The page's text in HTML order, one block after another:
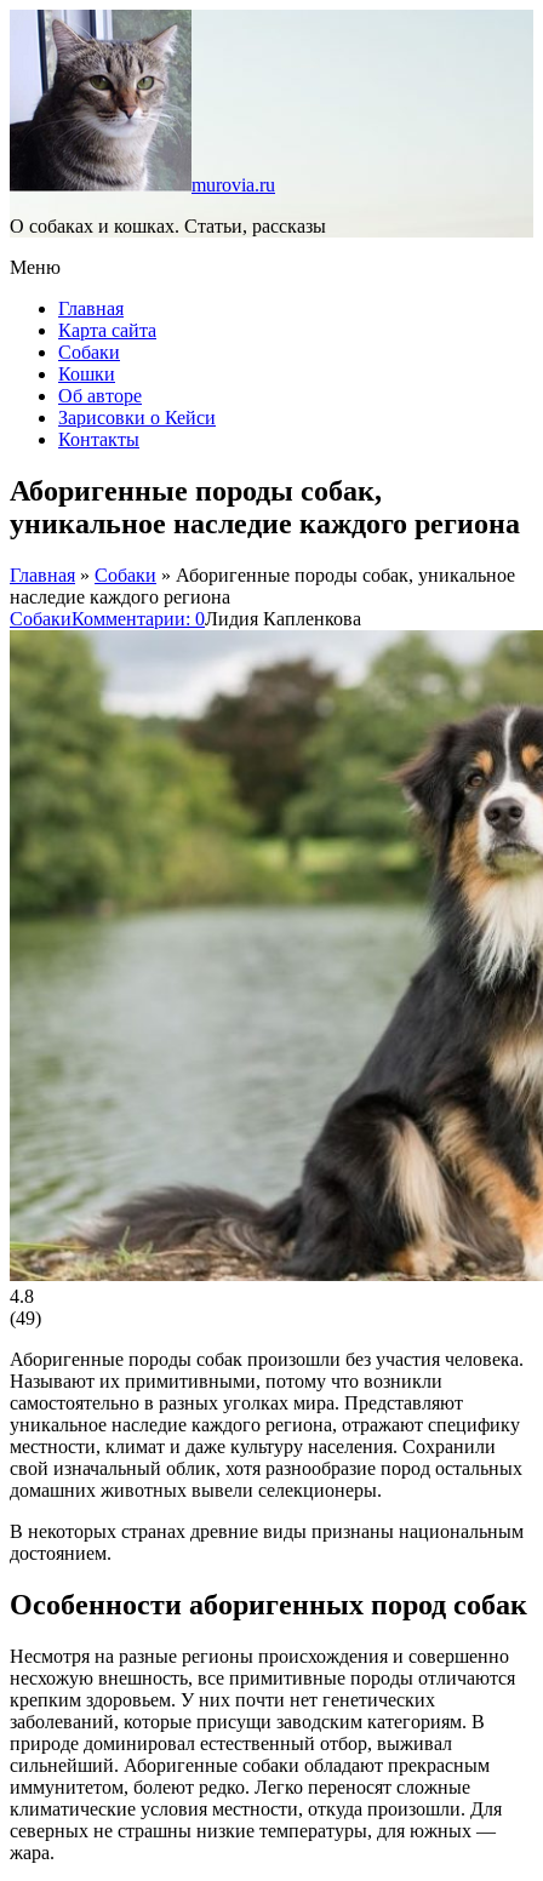
murovia.ru
О собаках и кошках. Статьи, рассказы
Меню
Главная
Карта сайта
Собаки
Кошки
Об авторе
Зарисовки о Кейси
Контакты
Аборигенные породы собак,
уникальное наследие каждого региона
Главная » Собаки » Аборигенные породы собак, уникальное
наследие каждого региона
СобакиКомментарии: 0Лидия Капленкова
4.8
(49)
Аборигенные породы собак произошли без участия человека.
Называют их примитивными, потому что возникли
самостоятельно в разных уголках мира. Представляют
уникальное наследие каждого региона, отражают специфику
местности, климат и даже культуру населения. Сохранили
свой изначальный облик, хотя разнообразие пород остальных
домашних животных вывели селекционеры.
В некоторых странах древние виды признаны национальным
достоянием.
Особенности аборигенных пород собак
Несмотря на разные регионы происхождения и совершенно
несхожую внешность, все примитивные породы отличаются
крепким здоровьем. У них почти нет генетических
заболеваний, которые присущи заводским категориям. В
природе доминировал естественный отбор, выживал
сильнейший. Аборигенные собаки обладают прекрасным
иммунитетом, болеют редко. Легко переносят сложные
климатические условия местности, откуда произошли. Для
северных не страшны низкие температуры, для южных —
жара.